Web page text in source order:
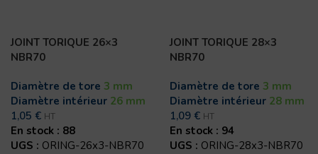
JOINT TORIQUE 26×3
NBR70
Diamètre de tore 3 mm
Diamètre intérieur 26 mm
1,05 € HT
En stock : 88
UGS : ORING-26x3-NBR70
JOINT TORIQUE 28×3
NBR70
Diamètre de tore 3 mm
Diamètre intérieur 28 mm
1,09 € HT
En stock : 94
UGS : ORING-28x3-NBR70